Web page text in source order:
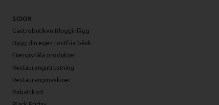
SIDOR
Gastrobutiken Blogginlägg
Bygg din egen rostfria bänk
Energisnåla produkter
Restaurangutrustning
Restaurangmaskiner
Rabattkod